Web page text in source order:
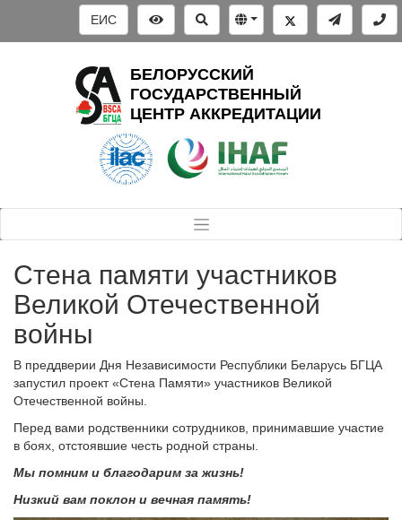
ЕИС
БЕЛОРУССКИЙ
ГОСУДАРСТВЕННЫЙ
ЦЕНТР АККРЕДИТАЦИИ
Стена памяти участников
Великой Отечественной
войны
В преддверии Дня Независимости Республики Беларусь БГЦА
запустил проект «Стена Памяти» участников Великой
Отечественной войны.
Перед вами родственники сотрудников, принимавшие участие
в боях, отстоявшие честь родной страны.
Мы помним и благодарим за жизнь!
Низкий вам поклон и вечная память!